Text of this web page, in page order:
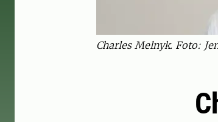
Charles Melnyk. Foto: